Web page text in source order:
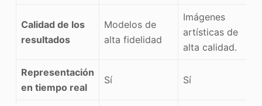
Calidad de los
resultados
Modelos de
alta fidelidad
Imágenes
artísticas de
alta calidad.
Representación
en tiempo real
Sí Sí